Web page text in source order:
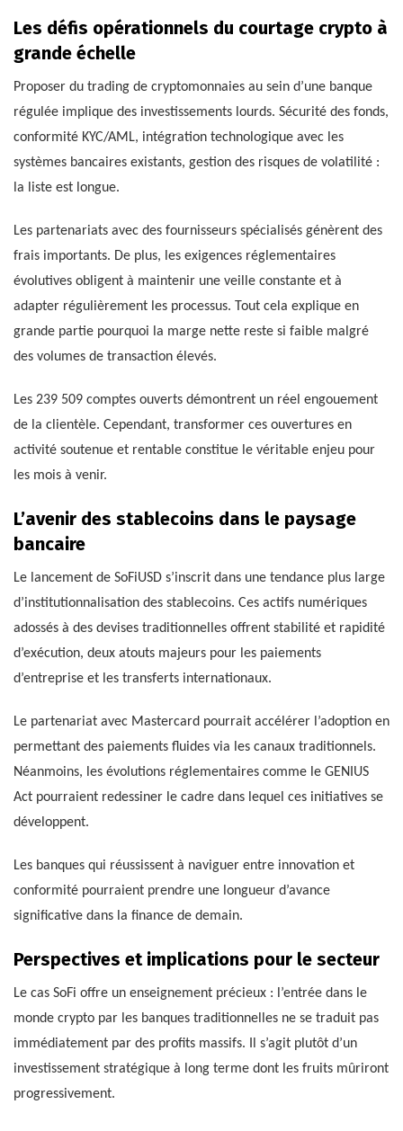
Les défis opérationnels du courtage crypto à
grande échelle
Proposer du trading de cryptomonnaies au sein d’une banque
régulée implique des investissements lourds. Sécurité des fonds,
conformité KYC/AML, intégration technologique avec les
systèmes bancaires existants, gestion des risques de volatilité :
la liste est longue.
Les partenariats avec des fournisseurs spécialisés génèrent des
frais importants. De plus, les exigences réglementaires
évolutives obligent à maintenir une veille constante et à
adapter régulièrement les processus. Tout cela explique en
grande partie pourquoi la marge nette reste si faible malgré
des volumes de transaction élevés.
Les 239 509 comptes ouverts démontrent un réel engouement
de la clientèle. Cependant, transformer ces ouvertures en
activité soutenue et rentable constitue le véritable enjeu pour
les mois à venir.
L’avenir des stablecoins dans le paysage
bancaire
Le lancement de SoFiUSD s’inscrit dans une tendance plus large
d’institutionnalisation des stablecoins. Ces actifs numériques
adossés à des devises traditionnelles offrent stabilité et rapidité
d’exécution, deux atouts majeurs pour les paiements
d’entreprise et les transferts internationaux.
Le partenariat avec Mastercard pourrait accélérer l’adoption en
permettant des paiements fluides via les canaux traditionnels.
Néanmoins, les évolutions réglementaires comme le GENIUS
Act pourraient redessiner le cadre dans lequel ces initiatives se
développent.
Les banques qui réussissent à naviguer entre innovation et
conformité pourraient prendre une longueur d’avance
significative dans la finance de demain.
Perspectives et implications pour le secteur
Le cas SoFi offre un enseignement précieux : l’entrée dans le
monde crypto par les banques traditionnelles ne se traduit pas
immédiatement par des profits massifs. Il s’agit plutôt d’un
investissement stratégique à long terme dont les fruits mûriront
progressivement.